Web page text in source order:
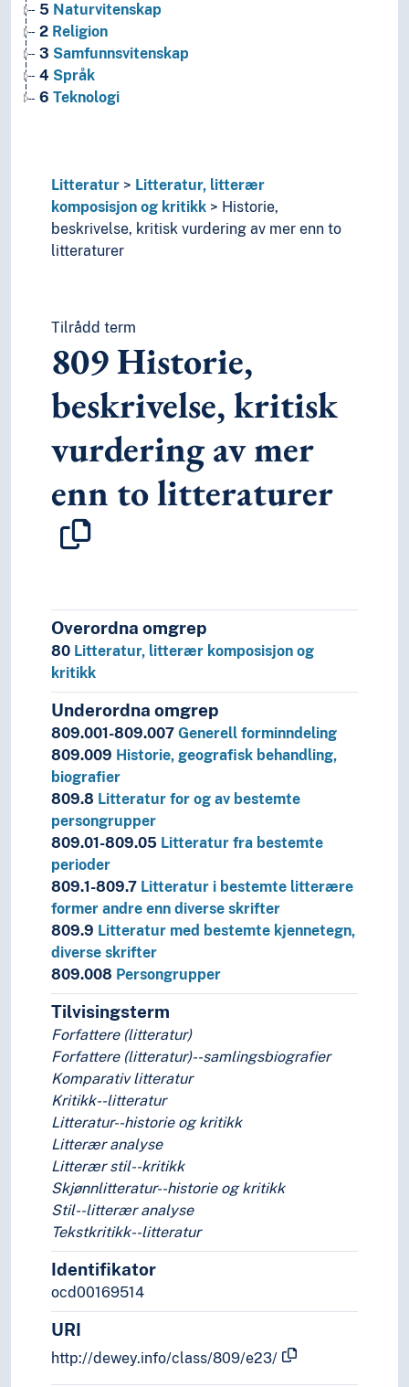
5 Naturvitenskap
2 Religion
3 Samfunnsvitenskap
4 Språk
6 Teknologi
Litteratur
Litteratur, litterær
komposisjon og kritikk
Historie,
beskrivelse, kritisk vurdering av mer enn to
litteraturer
Tilrådd term
809Historie,
beskrivelse, kritisk
vurdering av mer
enn to litteraturer
Overordna omgrep
80 Litteratur, litterær komposisjon og
kritikk
Underordna omgrep
809.001-809.007 Generell forminndeling
809.009 Historie, geografisk behandling,
biografier
809.8 Litteratur for og av bestemte
persongrupper
809.01-809.05 Litteratur fra bestemte
perioder
809.1-809.7 Litteratur i bestemte litterære
former andre enn diverse skrifter
809.9 Litteratur med bestemte kjennetegn,
diverse skrifter
809.008 Persongrupper
Tilvisingsterm
Forfattere (litteratur)
Forfattere (litteratur)--samlingsbiografier
Komparativ litteratur
Kritikk--litteratur
Litteratur--historie og kritikk
Litterær analyse
Litterær stil--kritikk
Skjønnlitteratur--historie og kritikk
Stil--litterær analyse
Tekstkritikk--litteratur
Identifikator
ocd00169514
URI
http://dewey.info/class/809/e23/